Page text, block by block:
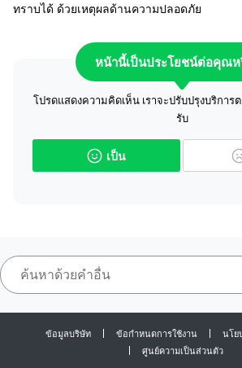
ทราบได้ ด้วยเหตุผลด้านความปลอดภัย
หน้านี้เป็นประโยชน์ต่อคุณห
โปรดแสดงความคิดเห็น เราจะปรับปรุงบริกา
รับ
เป็น
ข้อมูลบริษัท ข้อกำหนดการใช้งาน
นโย
ศูนย์ความเป็นส่วนตัว